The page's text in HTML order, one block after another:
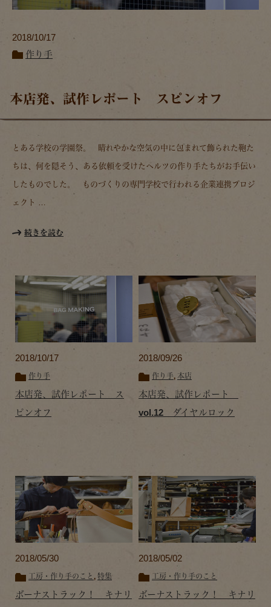
2018/10/17
作り手
本店発、試作レポート スピンオフ
とある学校の学園祭。 晴れやかな空気の中に包まれて飾られた鞄た
ちは、何を隠そう、ある依頼を受けたヘルツの作り手たちがお手伝い
したものでした。 ものづくりの専門学校で行われる企業連携プロジ
ェクト …
続きを読む
2018/10/17
作り手
本店発、試作レポート ス
ピンオフ
2018/09/26
作り手, 本店
本店発、試作レポート
vol.12 ダイヤルロック
2018/05/30
工房・作り手のこと , 特集
ボーナストラック！ キナリ
2018/05/02
工房・作り手のこと
ボーナストラック！ キナリ